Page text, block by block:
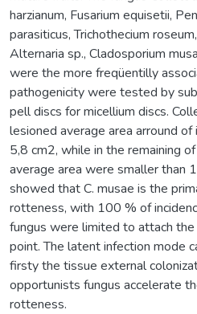
harzianum, Fusarium equisetii,
parasiticus, Trichothecium
Alternaria sp., Cladosporium
were the more freqüentilly
pathogenicity were tested by
pell discs for micellium discs.
lesioned average area arround
5,8 cm2, while in the remaining
average area were smaller than
showed that C. musae is the
rotteness, with 100 % of
fungus were limited to attach the
point. The latent infection mode
firsty the tissue external
opportunists fungus accelerate
rotteness.